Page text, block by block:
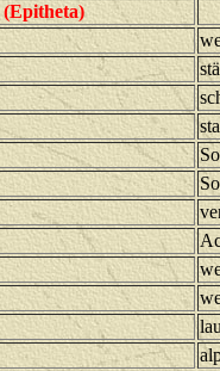
(Epitheta)